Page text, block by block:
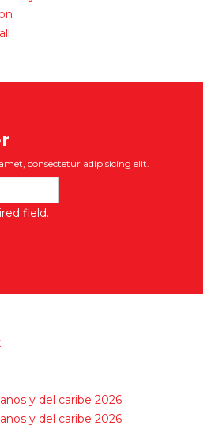
consectetur adipisicing elit.
field.